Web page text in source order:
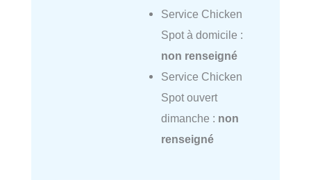
Service Chicken
Spot à domicile :
non renseigné
Service Chicken
Spot ouvert
dimanche : non
renseigné